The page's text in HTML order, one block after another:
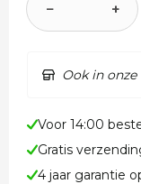
− +
Ook in
Voor 14:00
Gratis
4 jaar garantie